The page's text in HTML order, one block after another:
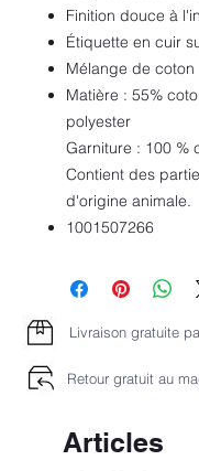
Finition douce à
Étiquette en cuir
Mélange de coton
Matière : 55%
polyester
Garniture : 100 %
Contient des
d'origine animale.
1001507266
Livraison gratuite
Retour gratuit au
Articles